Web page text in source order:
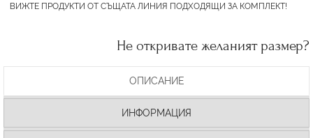
ВИЖТЕ ПРОДУКТИ ОТ СЪЩАТА ЛИНИЯ ПОДХОДЯЩИ ЗА КОМПЛЕКТ!
Не откривате желаният размер?
ОПИСАНИЕ
ИНФОРМАЦИЯ